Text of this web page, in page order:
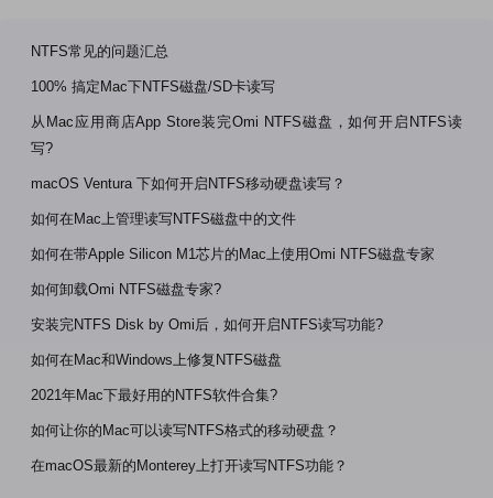
NTFS常见的问题汇总
100% 搞定Mac下NTFS磁盘/SD卡读写
从Mac应用商店App Store装完Omi NTFS磁盘，如何开启NTFS读
写?
macOS Ventura 下如何开启NTFS移动硬盘读写？
如何在Mac上管理读写NTFS磁盘中的文件
如何在带Apple Silicon M1芯片的Mac上使用Omi NTFS磁盘专家
如何卸载Omi NTFS磁盘专家?
安装完NTFS Disk by Omi后，如何开启NTFS读写功能?
如何在Mac和Windows上修复NTFS磁盘
2021年Mac下最好用的NTFS软件合集?
如何让你的Mac可以读写NTFS格式的移动硬盘？
在macOS最新的Monterey上打开读写NTFS功能？